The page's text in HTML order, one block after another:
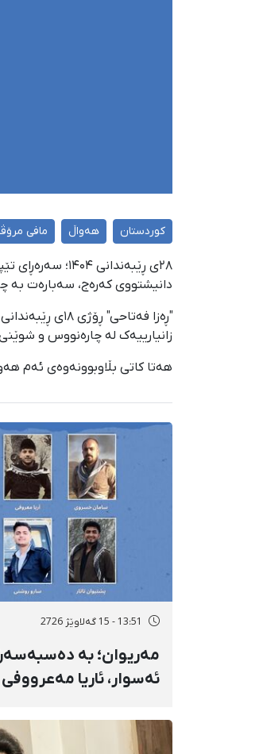
کوردستان هەواڵ مافی
دانیشتووی کەرەج، سەبارەت بە
زانیارییەک لە چارەنووس و
هەتا کاتی بڵاوبوونەوەی ئەم
13:51 - 15 گەلاوێژ 2726
مەریوان؛ بە
ئەسوار، ئاریا
سەرەڕۆیانە لە